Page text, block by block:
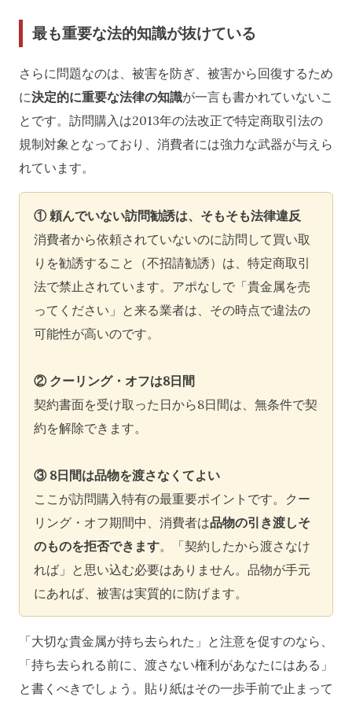
最も重要な法的知識が抜けている
さらに問題なのは、被害を防ぎ、被害から回復するため
に決定的に重要な法律の知識が一言も書かれていないこ
とです。訪問購入は2013年の法改正で特定商取引法の
規制対象となっており、消費者には強力な武器が与えら
れています。
① 頼んでいない訪問勧誘は、そもそも法律違反
消費者から依頼されていないのに訪問して買い取
りを勧誘すること（不招請勧誘）は、特定商取引
法で禁止されています。アポなしで「貴金属を売
ってください」と来る業者は、その時点で違法の
可能性が高いのです。
② クーリング・オフは8日間
契約書面を受け取った日から8日間は、無条件で契
約を解除できます。
③ 8日間は品物を渡さなくてよい
ここが訪問購入特有の最重要ポイントです。クー
リング・オフ期間中、消費者は品物の引き渡しそ
のものを拒否できます。「契約したから渡さなけ
れば」と思い込む必要はありません。品物が手元
にあれば、被害は実質的に防げます。
「大切な貴金属が持ち去られた」と注意を促すのなら、
「持ち去られる前に、渡さない権利があなたにはある」
と書くべきでしょう。貼り紙はその一歩手前で止まって